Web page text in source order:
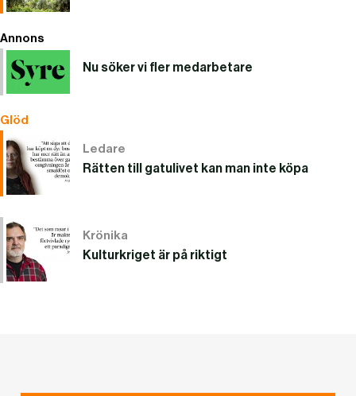
Annons
Nu söker vi fler medarbetare
Glöd
Ledare
Rätten till gatulivet kan man inte köpa
Krönika
Kulturkriget är på riktigt